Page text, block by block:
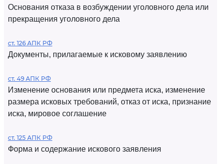
Основания отказа в возбуждении уголовного дела или
прекращения уголовного дела
ст. 126 АПК РФ
Документы, прилагаемые к исковому заявлению
ст. 49 АПК РФ
Изменение основания или предмета иска, изменение
размера исковых требований, отказ от иска, признание
иска, мировое соглашение
ст. 125 АПК РФ
Форма и содержание искового заявления